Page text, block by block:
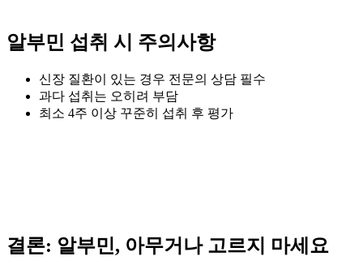
알부민 섭취 시 주의사항
신장 질환이 있는 경우 전문의 상담 필수
과다 섭취는 오히려 부담
최소 4주 이상 꾸준히 섭취 후 평가
결론: 알부민, 아무거나 고르지 마세요